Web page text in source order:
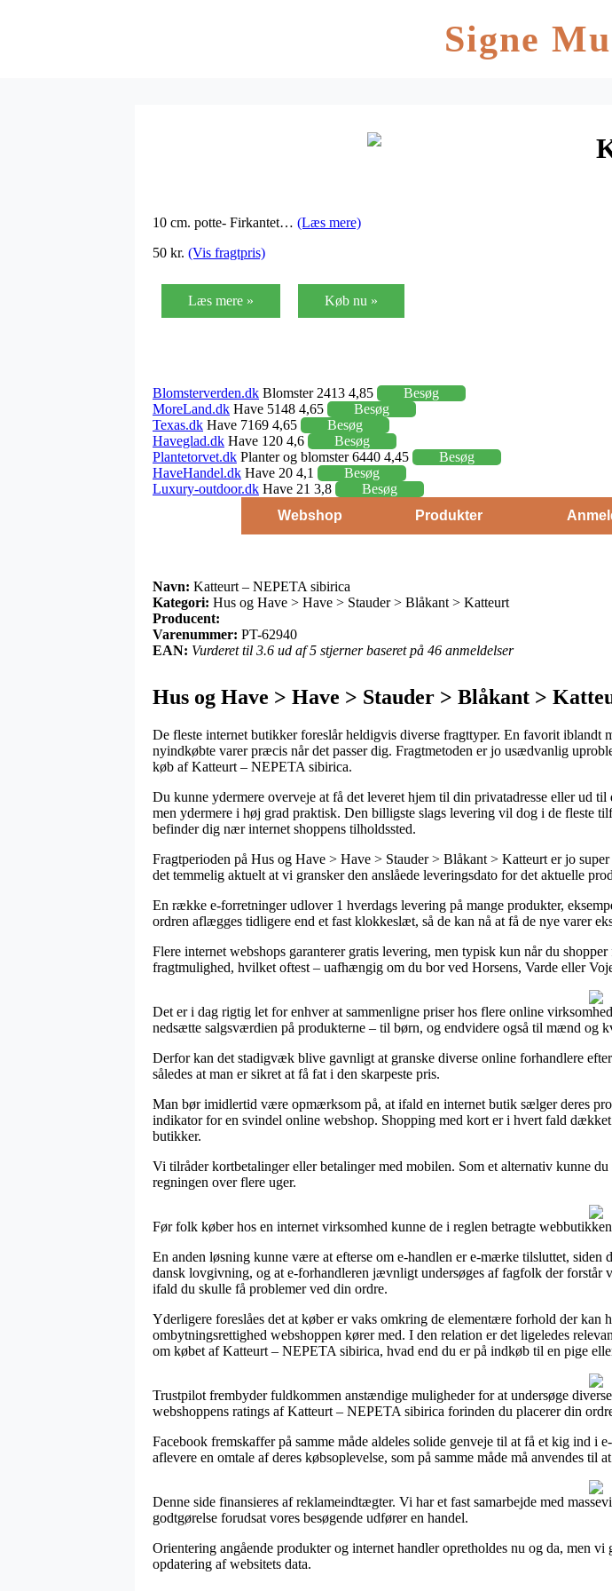
Signe
10 cm. potte- Firkantet… (Læs mere)
50 kr. (Vis fragtpris)
Læs mere » Køb nu »
Blomsterverden.dk Blomster 2413 4,85
Besøg
MoreLand.dk Have 5148 4,65
Besøg
Texas.dk Have 7169 4,65
Besøg
Haveglad.dk Have 120 4,6
Besøg
Plantetorvet.dk Planter og blomster 6440 4,45
Besøg
HaveHandel.dk Have 20 4,1
Besøg
Luxury-outdoor.dk Have 21 3,8
Besøg
Webshop
Produkter
Navn: Katteurt – NEPETA sibirica
Kategori: Hus og Have > Have > Stauder > Blåkant > Katteurt
Producent:
Varenummer: PT-62940
EAN: Vurderet til 3.6 ud af 5 stjerner baseret på 46 anmeldelser
Hus og Have > Have > Stauder > Blåkant >
De fleste internet butikker foreslår heldigvis diverse fragttyper. En favorit iblandt
nyindkøbte varer præcis når det passer dig. Fragtmetoden er jo usædvanlig
køb af Katteurt – NEPETA sibirica.
Du kunne ydermere overveje at få det leveret hjem til din privatadresse eller ud
men ydermere i høj grad praktisk. Den billigste slags levering vil dog i de fleste
befinder dig nær internet shoppens tilholdssted.
Fragtperioden på Hus og Have > Have > Stauder > Blåkant > Katteurt er jo
det temmelig aktuelt at vi gransker den anslåede leveringsdato for det aktuelle
En række e-forretninger udlover 1 hverdags levering på mange produkter,
ordren aflægges tidligere end et fast klokkeslæt, så de kan nå at få de nye varer
Flere internet webshops garanterer gratis levering, men typisk kun når du
fragtmulighed, hvilket oftest – uafhængig om du bor ved Horsens, Varde eller
Det er i dag rigtig let for enhver at sammenligne priser hos flere online
nedsætte salgsværdien på produkterne – til børn, og endvidere også til mænd og
Derfor kan det stadigvæk blive gavnligt at granske diverse online forhandlere
således at man er sikret at få fat i den skarpeste pris.
Man bør imidlertid være opmærksom på, at ifald en internet butik sælger deres
indikator for en svindel online webshop. Shopping med kort er i hvert fald
butikker.
Vi tilråder kortbetalinger eller betalinger med mobilen. Som et alternativ kunne
regningen over flere uger.
Før folk køber hos en internet virksomhed kunne de i reglen betragte
En anden løsning kunne være at efterse om e-handlen er e-mærke tilsluttet,
dansk lovgivning, og at e-forhandleren jævnligt undersøges af fagfolk der
ifald du skulle få problemer ved din ordre.
Yderligere foreslåes det at køber er vaks omkring de elementære forhold der
ombytningsrettighed webshoppen kører med. I den relation er det ligeledes
om købet af Katteurt – NEPETA sibirica, hvad end du er på indkøb til en pige
Trustpilot frembyder fuldkommen anstændige muligheder for at undersøge
webshoppens ratings af Katteurt – NEPETA sibirica forinden du placerer din
Facebook fremskaffer på samme måde aldeles solide genveje til at få et kig ind
aflevere en omtale af deres købsoplevelse, som på samme måde må anvendes til
Denne side finansieres af reklameindtægter. Vi har et fast samarbejde med
godtgørelse forudsat vores besøgende udfører en handel.
Orientering angående produkter og internet handler opretholdes nu og da, men
opdatering af websitets data.